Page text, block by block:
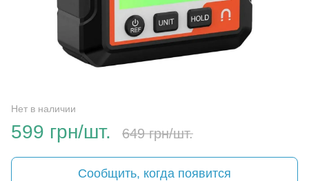
Нет в наличии
599 грн/шт. 649 грн/шт.
Сообщить, когда появится